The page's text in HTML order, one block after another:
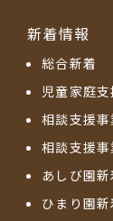
新着情報
総合新着
児童家庭
相談支援
相談支援
あしび園
ひまり園